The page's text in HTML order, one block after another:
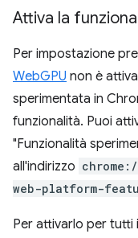
Attiva la
Per impostazione
WebGPU non è
sperimentata in
funzionalità. Puoi
"Funzionalità
all'indirizzo
web-platform-
Per attivarlo per tutti